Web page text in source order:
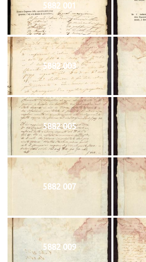
5882 001
5882 003
5882 005
5882 007
5882 009